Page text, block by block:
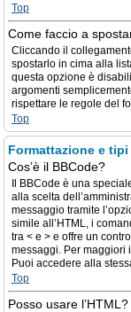
Top
Come faccio a
Cliccando il
spostarlo in cima alla
questa opzione è
argomenti
rispettare le regole del
Top
Formattazione e
Cos’è il BBCode?
Il BBCode è una
alla scelta
messaggio tramite
simile all’HTML, i
tra < e > e offre un
messaggi. Per maggiori
Puoi accedere alla
Top
Posso usare l’HTML?